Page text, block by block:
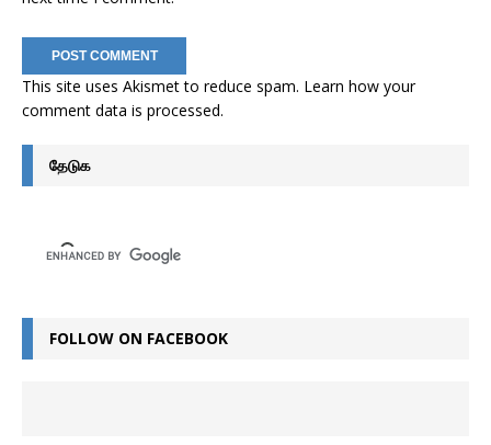
This site uses Akismet to reduce spam. Learn how your
comment data is processed.
தேடுக
FOLLOW ON FACEBOOK